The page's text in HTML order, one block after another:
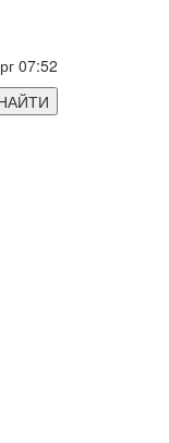
07:52